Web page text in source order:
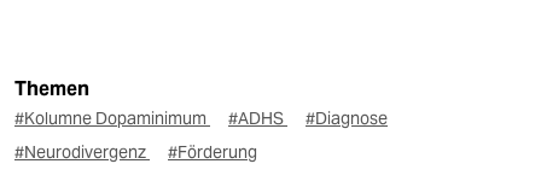
Themen
#Kolumne Dopaminimum #ADHS
#Diagnose
#Neurodivergenz
#Förderung